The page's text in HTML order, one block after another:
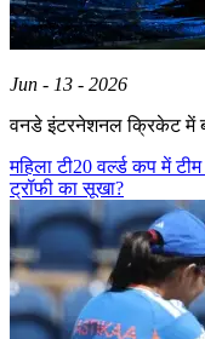
Jun - 13 - 2026
वनडे इंटरनेशनल क्रिकेट में
महिला टी20 वर्ल्ड कप में
ट्रॉफी का सूखा?